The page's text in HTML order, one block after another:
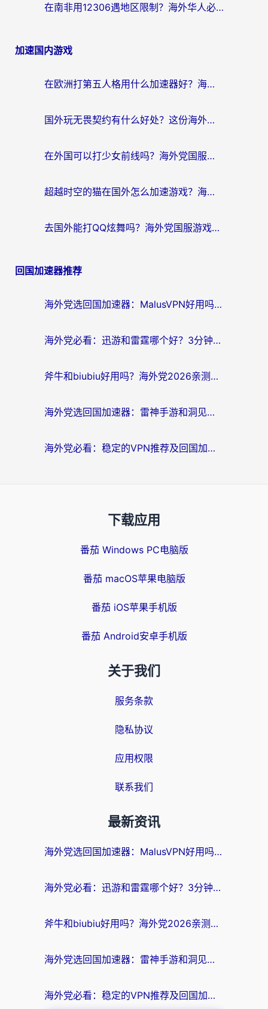
在南非用12306遇地区限制？海外华人必看的回国加速全攻略（附B站芒果TV解锁技巧）
加速国内游戏
在欧洲打第五人格用什么加速器好？海外党亲测有效的国服游戏加速方案
国外玩无畏契约有什么好处？这份海外国服游戏加速指南帮你解决90%的卡顿问题
在外国可以打少女前线吗？海外党国服游戏畅玩终极指南（附避坑技巧）
超越时空的猫在国外怎么加速游戏？海外玩家国服畅玩终极指南
去国外能打QQ炫舞吗？海外党国服游戏不卡顿的终极指南
回国加速器推荐
海外党选回国加速器：MalusVPN好用吗？和快帆VPN哪个好？附真实对比与避坑指南
海外党必看：迅游和雷霆哪个好？3分钟教你选对回国加速器，无缝刷国内剧玩手游
斧牛和biubiu好用吗？海外党2026亲测回国加速器指南，附番茄加速器深度体验
海外党选回国加速器：雷神手游和洞见哪个好？附iPhone免费VPN推荐及ChickCNUfunR实测
海外党必看：稳定的VPN推荐及回国加速器选择全攻略——告别地域限制，轻松刷国内资源
下载应用
番茄 Windows PC电脑版
番茄 macOS苹果电脑版
番茄 iOS苹果手机版
番茄 Android安卓手机版
关于我们
服务条款
隐私协议
应用权限
联系我们
最新资讯
海外党选回国加速器：MalusVPN好用吗？和快帆VPN哪个好？附真实对比与避坑指南
海外党必看：迅游和雷霆哪个好？3分钟教你选对回国加速器，无缝刷国内剧玩手游
斧牛和biubiu好用吗？海外党2026亲测回国加速器指南，附番茄加速器深度体验
海外党选回国加速器：雷神手游和洞见哪个好？附iPhone免费VPN推荐及ChickCNUfunR实测
海外党必看：稳定的VPN推荐及回国加速器选择全攻略——告别地域限制，轻松刷国内资源